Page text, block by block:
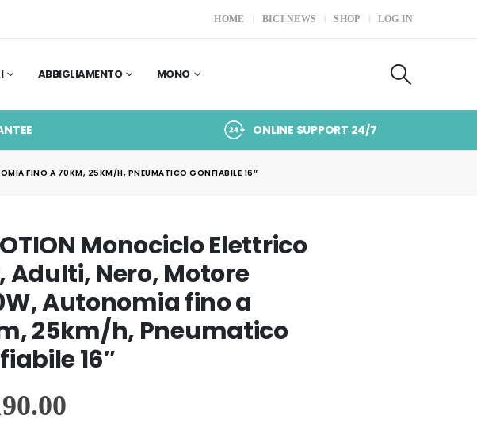
HOME BICI NEWS SHOP LOG IN
ABBIGLIAMENTO MONO
ONLINE SUPPORT 24/7
FINO A 70KM, 25KM/H, PNEUMATICO GONFIABILE 16″
Monociclo Elettrico
Adulti, Nero, Motore
Autonomia fino a
25km/h, Pneumatico
16″